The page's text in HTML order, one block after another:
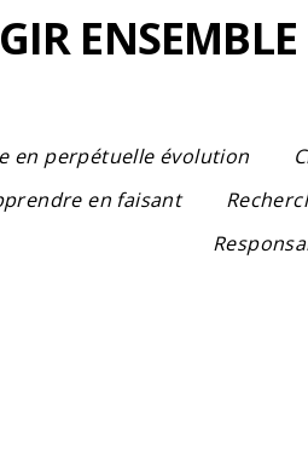
en perpétuelle évolution
en faisant